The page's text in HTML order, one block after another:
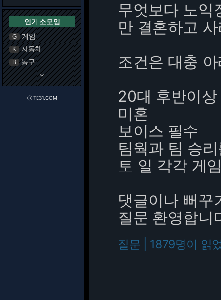
인기 소모임
G 게임
K 자동차
B 농구
keyboard_arrow_down
ⓒ TE31.COM
무엇보다 노익
만 결혼하고
조건은 대충
20대 후반이상
미혼
보이스 필수
팀웍과 팀 승
토 일 각각 게
댓글이나 뻐꾸
질문 환영합니
질문 | 1879명이 읽